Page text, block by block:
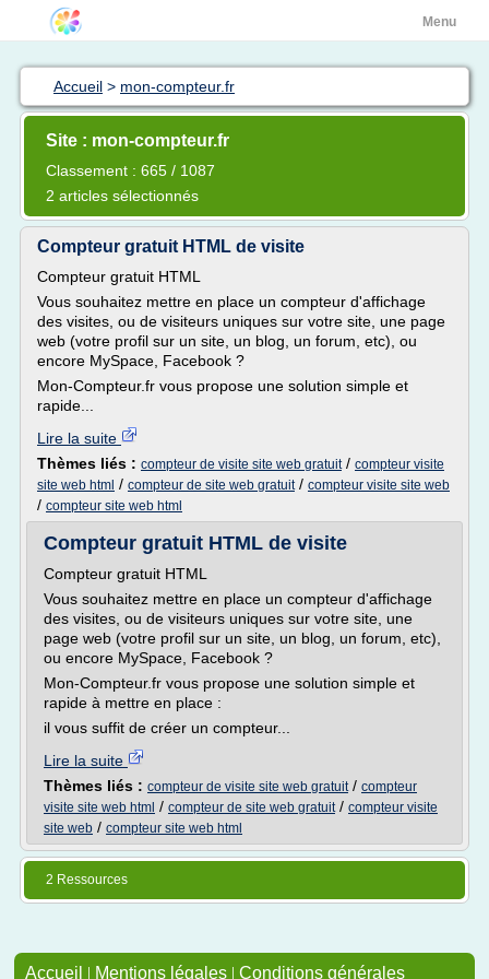
Menu
Accueil > mon-compteur.fr
Site : mon-compteur.fr
Classement : 665 / 1087
2 articles sélectionnés
Compteur gratuit HTML de visite
Compteur gratuit HTML
Vous souhaitez mettre en place un compteur d'affichage
des visites, ou de visiteurs uniques sur votre site, une page
web (votre profil sur un site, un blog, un forum, etc), ou
encore MySpace, Facebook ?
Mon-Compteur.fr vous propose une solution simple et
rapide...
Lire la suite
Thèmes liés : compteur de visite site web gratuit/ compteur visite
site web html / compteur de site web gratuit/ compteur visite site web
/ compteur site web html
Compteur gratuit HTML de visite
Compteur gratuit HTML
Vous souhaitez mettre en place un compteur d'affichage
des visites, ou de visiteurs uniques sur votre site, une
page web (votre profil sur un site, un blog, un forum, etc),
ou encore MySpace, Facebook ?
Mon-Compteur.fr vous propose une solution simple et
rapide à mettre en place :
il vous suffit de créer un compteur...
Lire la suite
Thèmes liés : compteur de visite site web gratuit/ compteur
visite site web html / compteur de site web gratuit/ compteur visite
site web / compteur site web html
2 Ressources
Accueil | Mentions légales | Conditions générales